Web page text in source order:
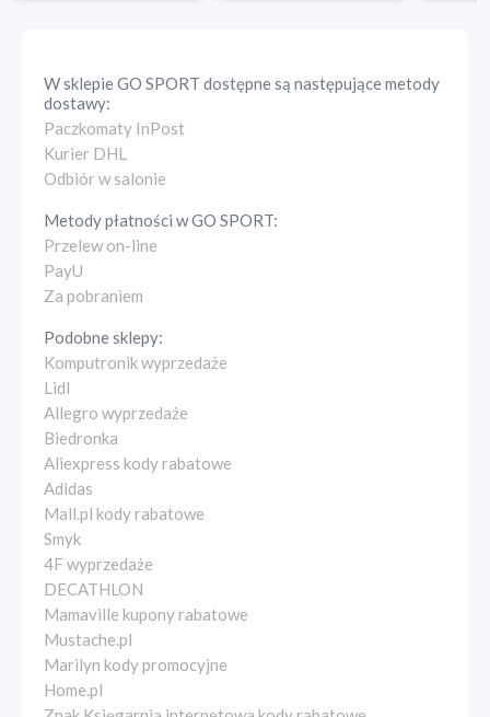
W sklepieGO SPORT dostępne są następujące metody
dostawy:
Paczkomaty InPost
Kurier DHL
Odbiór w salonie
Metody płatności wGO SPORT:
Przelew on-line
PayU
Za pobraniem
Podobne sklepy:
Komputronik wyprzedaże
Lidl
Allegro wyprzedaże
Biedronka
Aliexpress kody rabatowe
Adidas
Mall.pl kody rabatowe
Smyk
4F wyprzedaże
DECATHLON
Mamaville kupony rabatowe
Mustache.pl
Marilyn kody promocyjne
Home.pl